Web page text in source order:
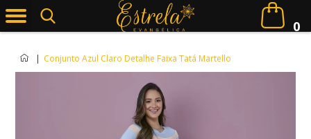
0
| Conjunto Azul Claro Detalhe Faixa Tatá Martello